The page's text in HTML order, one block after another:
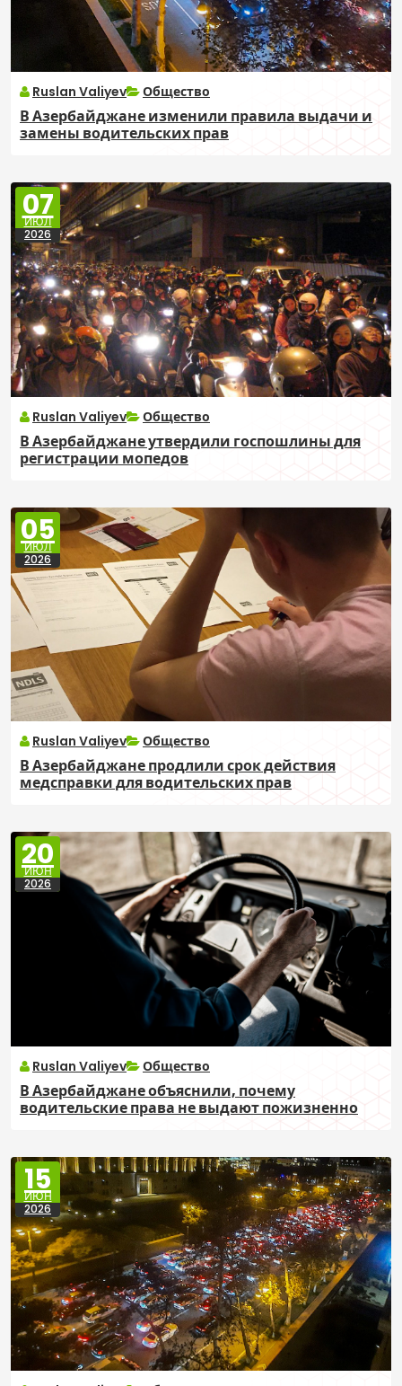
Ruslan Valiyev Общество
В Азербайджане изменили правила выдачи и
замены водительских прав
07
ИЮЛ
2026
Ruslan Valiyev Общество
В Азербайджане утвердили госпошлины для
регистрации мопедов
05
ИЮЛ
2026
Ruslan Valiyev Общество
В Азербайджане продлили срок действия
медсправки для водительских прав
20
ИЮН
2026
Ruslan Valiyev Общество
В Азербайджане объяснили, почему
водительские права не выдают пожизненно
15
ИЮН
2026